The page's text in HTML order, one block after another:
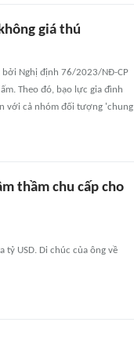
giá thú
bởi Nghị định 76/2023/NĐ-CP
Theo đó, bạo lực gia đình
với cả nhóm đối tượng 'chung
thầm chu cấp cho
tỷ USD. Di chúc của ông về